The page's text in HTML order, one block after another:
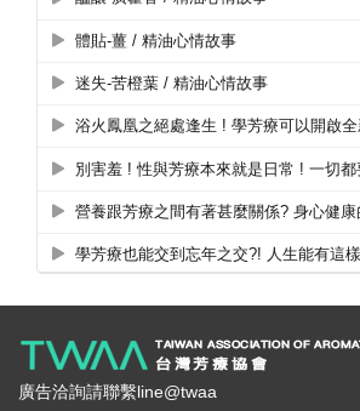
廣告洽詢請聯繫line@twaa